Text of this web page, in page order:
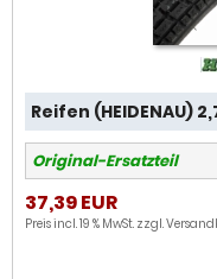
Reifen (HEIDENAU)
Original-Ersatzteil
37,39 EUR
Preis incl. 19 % MwSt. zzgl.